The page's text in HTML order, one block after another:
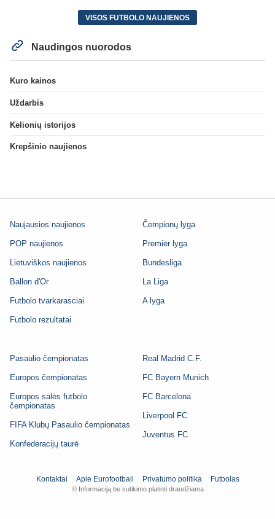
VISOS FUTBOLO NAUJIENOS
Naudingos nuorodos
Kuro kainos
Uždarbis
Kelionių istorijos
Krepšinio naujienos
Naujausios naujienos
POP naujienos
Lietuviškos naujienos
Ballon d'Or
Futbolo tvarkarasciai
Futbolo rezultatai
Čempionų lyga
Premier lyga
Bundesliga
La Liga
A lyga
Pasaulio čempionatas
Europos čempionatas
Europos salės futbolo
čempionatas
FIFA Klubų Pasaulio čempionatas
Konfederacijų taurė
Real Madrid C.F.
FC Bayern Munich
FC Barcelona
Liverpool FC
Juventus FC
Kontaktai Apie Eurofootball Privatumo politika Futbolas
© Informaciją be sutikimo platinti draudžiama